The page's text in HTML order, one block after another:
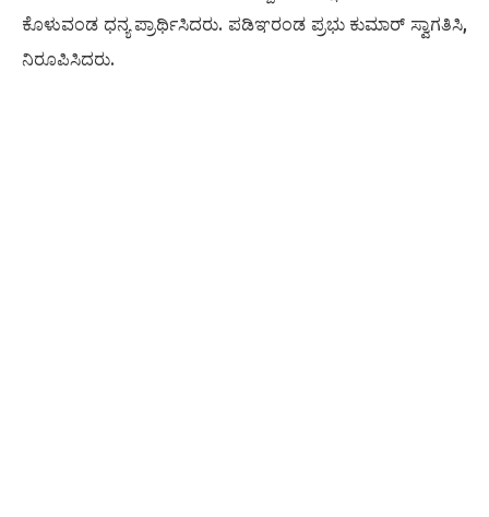
ಕೊಳುವಂಡ ಧನ್ಯ ಪ್ರಾರ್ಥಿಸಿದರು. ಪಡಿಞರಂಡ ಪ್ರಭು ಕುಮಾರ್ ಸ್ವಾಗತಿಸಿ,
ನಿರೂಪಿಸಿದರು.